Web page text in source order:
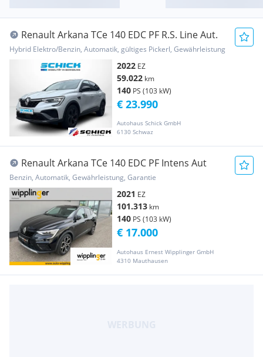
Renault Arkana TCe 140 EDC PF R.S. Line Aut.
Hybrid Elektro/Benzin, Automatik, gültiges Pickerl, Gewährleistung
2022 EZ
59.022 km
140 PS (103 kW)
Autohaus Schick GmbH
6130 Schwaz
€ 23.990
Renault Arkana TCe 140 EDC PF Intens Aut
Benzin, Automatik, Gewährleistung, Garantie
2021 EZ
101.313 km
140 PS (103 kW)
Autohaus Ernest Wipplinger GmbH
4310 Mauthausen
€ 17.000